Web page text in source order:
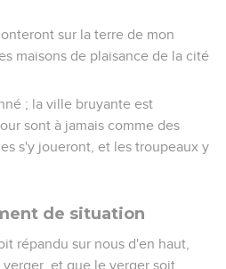
sur la terre de mon
maisons de plaisance de la cité
; la ville bruyante est
sont à jamais comme des
s'y joueront, et les troupeaux y
de situation
répandu sur nous d'en haut,
et que le verger soit